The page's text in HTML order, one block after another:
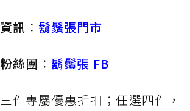
訊 ： 鬍鬚張門市
絲團 ： 鬍鬚張 FB
件專屬優惠折扣；任選四件，